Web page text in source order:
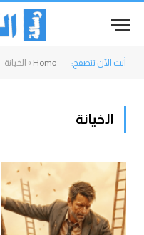
أنت الآن تتصفح: Home
» الخيانة
الخيانة